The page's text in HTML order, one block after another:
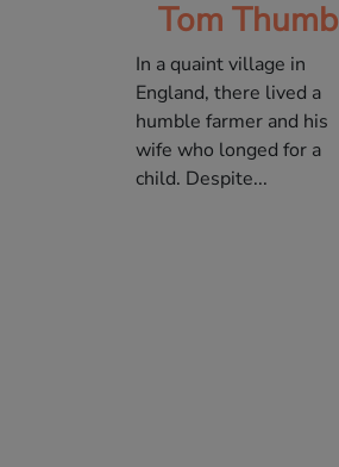
Tom Thumb
In a quaint village in
England, there lived a
humble farmer and his
wife who longed for a
child. Despite...